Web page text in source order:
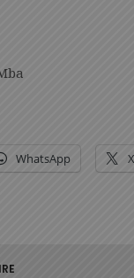
WhatsApp X